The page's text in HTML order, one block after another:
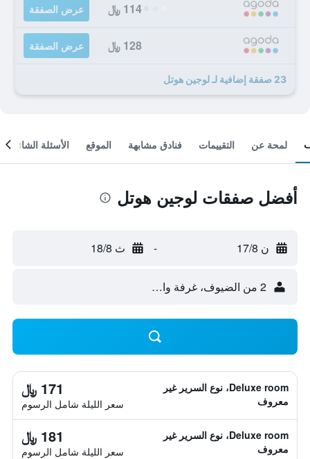
114 ﷼ عرض الصفقة
128 ﷼ عرض الصفقة
23 صفقة إضافية لـ لوجين هوتل
لمحة عن التقييمات فنادق مشابهة الموقع الأسئلة الشائعة
أفضل صفقات لوجين هوتل
ن 17/8 - ث 18/8
2 من الضيوف، غرفة واحدة
Deluxe room، نوع السرير غير
معروف
171 ﷼
سعر الليلة شامل الرسوم
Deluxe room، نوع السرير غير
معروف
181 ﷼
سعر الليلة شامل الرسوم